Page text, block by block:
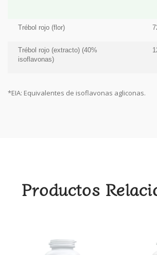
Trébol rojo (flor)
Trébol rojo (extracto) (40%
isoflavonas)
*EIA: Equivalentes de isoflavonas agliconas.
Productos